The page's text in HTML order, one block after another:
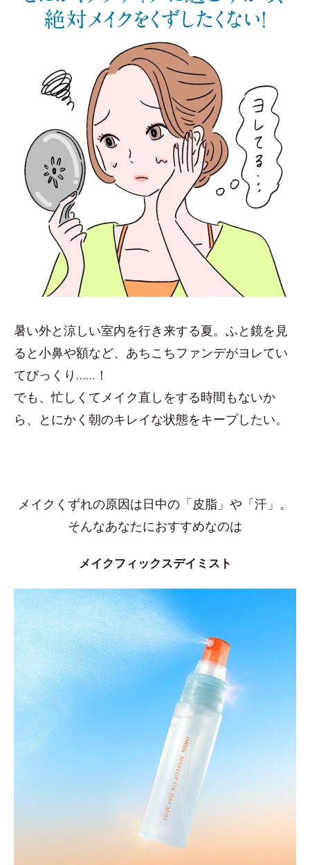
暑い外と涼しい室内を行き来する夏。ふと鏡を見
ると小鼻や額など、あちこちファンデがヨレてい
てびっくり……！
でも、忙しくてメイク直しをする時間もないか
ら、とにかく朝のキレイな状態をキープしたい。
メイクくずれの原因は日中の「皮脂」や「汗」。
そんなあなたにおすすめなのは
メイクフィックスデイミスト